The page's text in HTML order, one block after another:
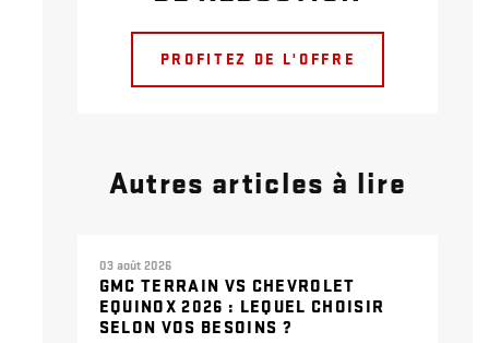
PROFITEZ DE L'OFFRE
Autres articles à lire
03 août 2026
GMC TERRAIN VS CHEVROLET
EQUINOX 2026 : LEQUEL CHOISIR
SELON VOS BESOINS ?